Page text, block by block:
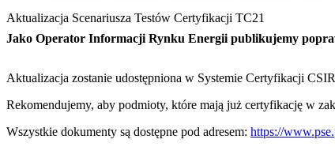
Aktualizacja Scenariusza Testów Certyfikacji TC21
Jako Operator Informacji Rynku Energii publikujemy
Aktualizacja zostanie udostępniona w Systemie Certyfikacji
Rekomendujemy, aby podmioty, które mają już certyfikację w
Wszystkie dokumenty są dostępne pod adresem: https://